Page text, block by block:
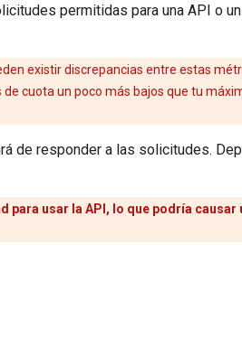
permitidas para una API o
existir discrepancias entre estas
cuota un poco más bajos que tu
de responder a las solicitudes.
para usar la API, lo que podría causar